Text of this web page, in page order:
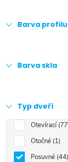
Barva profilu
Barva skla
Typ dveří
Otevírací 77
Otočné 1
Posuvné 44